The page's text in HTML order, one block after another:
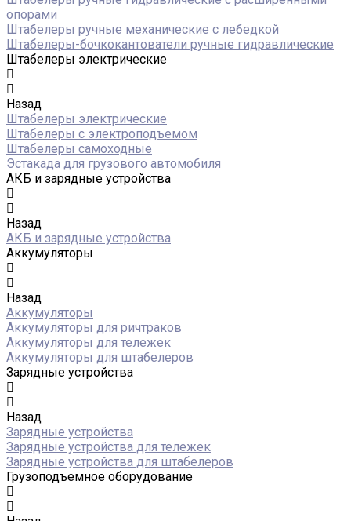
опорами
Штабелеры ручные механические с лебедкой
Штабелеры-бочкокантователи ручные гидравлические
Штабелеры электрические
Назад
Штабелеры электрические
Штабелеры с электроподъемом
Штабелеры самоходные
Эстакада для грузового автомобиля
АКБ и зарядные устройства
Назад
АКБ и зарядные устройства
Аккумуляторы
Назад
Аккумуляторы
Аккумуляторы для ричтраков
Аккумуляторы для тележек
Аккумуляторы для штабелеров
Зарядные устройства
Назад
Зарядные устройства
Зарядные устройства для тележек
Зарядные устройства для штабелеров
Грузоподъемное оборудование